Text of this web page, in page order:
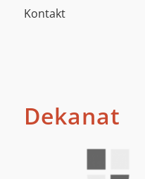
Kontakt
Dekanat